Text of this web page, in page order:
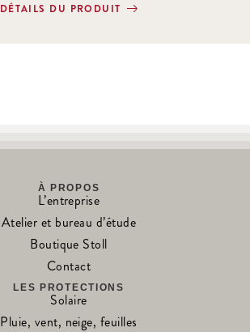
DÉTAILS DU PRODUIT
À PROPOS
L’entreprise
Atelier et bureau d’étude
Boutique Stoll
Contact
LES PROTECTIONS
Solaire
Pluie, vent, neige, feuilles